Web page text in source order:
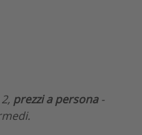
prezzi a persona -